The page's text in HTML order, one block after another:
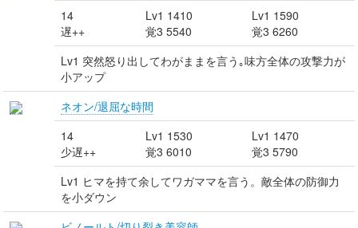
14
遅++
Lv1 1410
覚3 5540
Lv1 1590
覚3 6260
Lv1 突然怒り出してわがままを言う｡味方全体の攻撃力が
小アップ
ネオン/退屈な時間
14
少遅++
Lv1 1530
覚3 6010
Lv1 1470
覚3 5790
Lv1 ヒマを持て余してワガママを言う。敵全体の防御力
を小ダウン